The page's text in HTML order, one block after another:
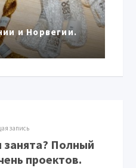
и Норвегии.
запись
занята? Полный
проектов.